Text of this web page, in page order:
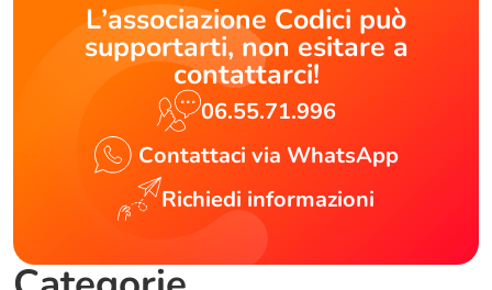
L’associazione Codici può
supportarti, non esitare a
contattarci!
06.55.71.996
Contattaci via WhatsApp
Richiedi informazioni